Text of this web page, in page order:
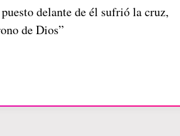
delante de él sufrió la cruz,
de Dios”